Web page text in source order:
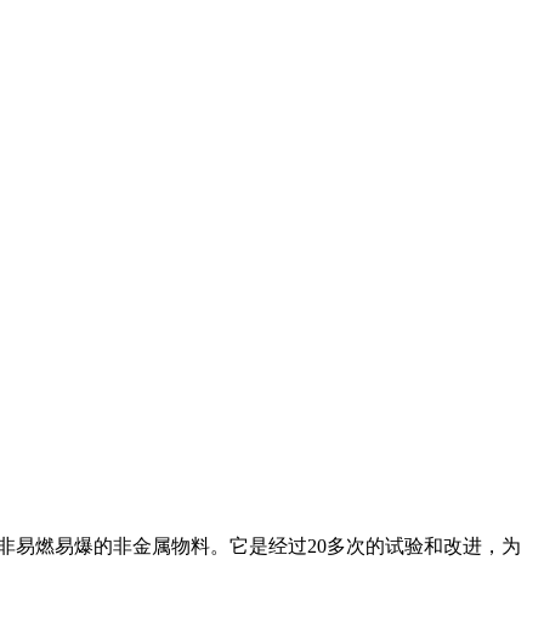
燃易爆的非金属物料。它是经过20多次的试验和改进，为